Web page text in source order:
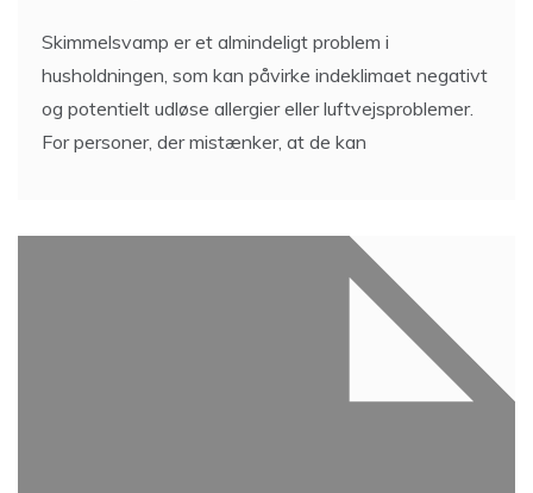
Skimmelsvamp er et almindeligt problem i
husholdningen, som kan påvirke indeklimaet negativt
og potentielt udløse allergier eller luftvejsproblemer.
For personer, der mistænker, at de kan